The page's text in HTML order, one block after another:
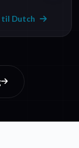
Dutch